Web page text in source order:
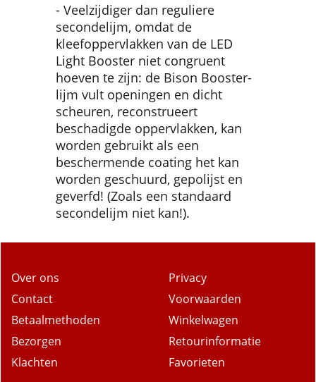
- Veelzijdiger dan reguliere
secondelijm, omdat de
kleefoppervlakken van de LED
Light Booster niet congruent
hoeven te zijn: de Bison Booster-
lijm vult openingen en dicht
scheuren, reconstrueert
beschadigde oppervlakken, kan
worden gebruikt als een
beschermende coating het kan
worden geschuurd, gepolijst en
geverfd! (Zoals een standaard
secondelijm niet kan!).
Over ons
Contact
Betaalmethoden
Bezorgen
Klachten
Privacy
Voorwaarden
Winkelwagen
Retourinformatie
Favorieten